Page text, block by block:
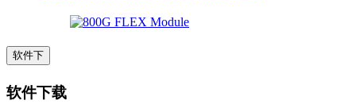
软件下
软件下载